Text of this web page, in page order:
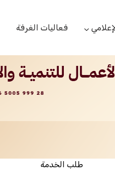
البحوث والدراسات
مكتب الاحتجاج
فعاليات الغرفة
طلب الخدمة